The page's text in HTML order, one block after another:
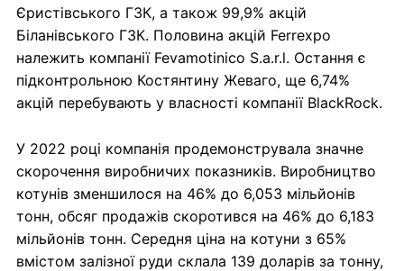
Єристівського ГЗК, а також 99,9% акцій
Біланівського ГЗК. Половина акцій Ferrexpo
належить компанії Fevamotinico S.a.r.l. Остання є
підконтрольною Костянтину Жеваго, ще 6,74%
акцій перебувають у власності компанії BlackRock.
У 2022 році компанія продемонструвала значне
скорочення виробничих показників. Виробництво
котунів зменшилося на 46% до 6,053 мільйонів
тонн, обсяг продажів скоротився на 46% до 6,183
мільйонів тонн. Середня ціна на котуни з 65%
вмістом залізної руди склала 139 доларів за тонну,